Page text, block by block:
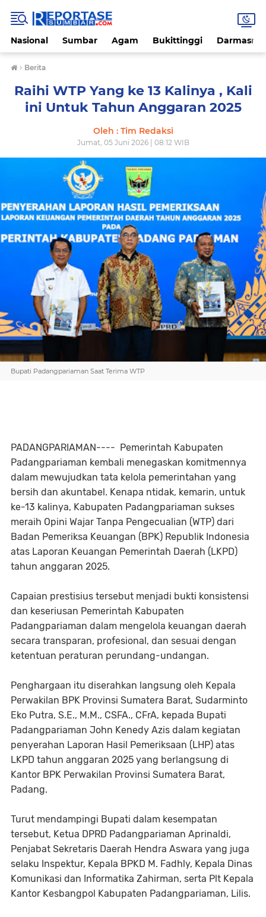
Nasional Sumbar Agam Bukittinggi
› Berita
Raihi WTP Yang ke 13 Kalinya , Kali
ini Untuk Tahun Anggaran 2025
Oleh : Tim Redaksi
Jumat, 05 Juni 2026 | 08:12 WIB
Bupati Padangpariaman Saat Terima WTP
PADANGPARIAMAN---- Pemerintah Kabupaten
Padangpariaman kembali menegaskan komitmennya
dalam mewujudkan tata kelola pemerintahan yang
bersih dan akuntabel. Kenapa ntidak, kemarin, untuk
ke-13 kalinya, Kabupaten Padangpariaman sukses
meraih Opini Wajar Tanpa Pengecualian (WTP) dari
Badan Pemeriksa Keuangan (BPK) Republik Indonesia
atas Laporan Keuangan Pemerintah Daerah (LKPD)
tahun anggaran 2025.
‎Capaian prestisius tersebut menjadi bukti konsistensi
dan keseriusan Pemerintah Kabupaten
Padangpariaman dalam mengelola keuangan daerah
secara transparan, profesional, dan sesuai dengan
ketentuan peraturan perundang-undangan.
‎Penghargaan itu diserahkan langsung oleh Kepala
Perwakilan BPK Provinsi Sumatera Barat, Sudarminto
Eko Putra, S.E., M.M., CSFA., CFrA, kepada Bupati
Padangpariaman John Kenedy Azis dalam kegiatan
penyerahan Laporan Hasil Pemeriksaan (LHP) atas
LKPD tahun anggaran 2025 yang berlangsung di
Kantor BPK Perwakilan Provinsi Sumatera Barat,
Padang.
‎Turut mendampingi Bupati dalam kesempatan
tersebut, Ketua DPRD Padangpariaman Aprinaldi,
Penjabat Sekretaris Daerah Hendra Aswara yang juga
selaku Inspektur, Kepala BPKD M. Fadhly, Kepala Dinas
Komunikasi dan Informatika Zahirman, serta Plt Kepala
Kantor Kesbangpol Kabupaten Padangpariaman, Lilis.